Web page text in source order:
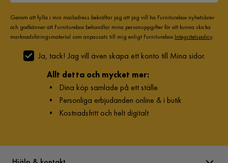
Genom att fylla i min mailadress bekräftar jag att jag vill ha Furniturebox nyhetsbrev
och godkänner att Furniturebox behandlar mina personuppgifter för att kunna skicka
marknadsföringsmaterial som anpassats till mig enligt Furniturebox Integritetspolicy.
Ja, tack! Jag vill även skapa ett konto till Mina sidor.
Allt detta och mycket mer:
• Dina köp samlade på ett ställe
• Personliga erbjudanden online & i butik
• Kostnadsfritt och helt digitalt